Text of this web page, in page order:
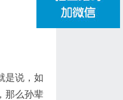
是说，如
那么孙辈